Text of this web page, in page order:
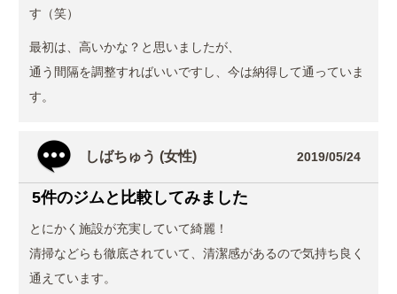
す（笑）
最初は、高いかな？と思いましたが、
通う間隔を調整すればいいですし、今は納得して通っていま
す。
しばちゅう (女性) 2019/05/24
5件のジムと比較してみました
とにかく施設が充実していて綺麗！
清掃などらも徹底されていて、清潔感があるので気持ち良く
通えています。